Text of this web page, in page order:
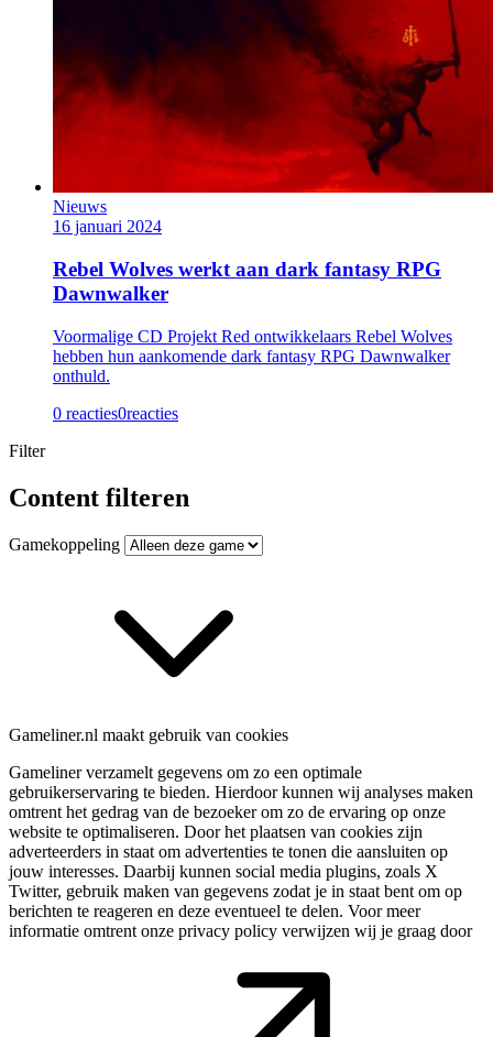
Nieuws
16 januari 2024
Rebel Wolves werkt aan dark fantasy RPG
Dawnwalker
Voormalige CD Projekt Red ontwikkelaars Rebel Wolves
hebben hun aankomende dark fantasy RPG Dawnwalker
onthuld.
0 reacties0reacties
Filter
Content filteren
Gamekoppeling
Gameliner.nl maakt gebruik van cookies
Gameliner verzamelt gegevens om zo een optimale
gebruikerservaring te bieden. Hierdoor kunnen wij analyses maken
omtrent het gedrag van de bezoeker om zo de ervaring op onze
website te optimaliseren. Door het plaatsen van cookies zijn
adverteerders in staat om advertenties te tonen die aansluiten op
jouw interesses. Daarbij kunnen social media plugins, zoals X
Twitter, gebruik maken van gegevens zodat je in staat bent om op
berichten te reageren en deze eventueel te delen. Voor meer
informatie omtrent onze privacy policy verwijzen wij je graag door